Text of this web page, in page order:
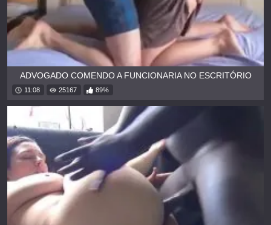
ADVOGADO COMENDO A FUNCIONARIA NO ESCRITÓRIO
11:08 25167 89%